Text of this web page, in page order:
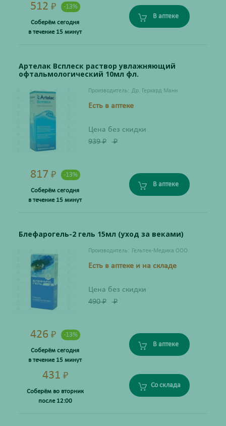
512 ₽ -13%
Соберём сегодня
в течение 15 минут
В аптеке
Артелак Всплеск раствор увлажняющий
офтальмологический 10мл фл.
Производитель: Др. Герхард Манн
Есть в аптеке
Цена без скидки
939₽ ₽
817 ₽ -13%
Соберём сегодня
в течение 15 минут
В аптеке
Блефарогель-2 гель 15мл (уход за веками)
Производитель: Гельтек-Медика ООО
Есть в аптеке и на складе
Цена без скидки
490₽ ₽
426 ₽ -13%
Соберём сегодня
в течение 15 минут
В аптеке
431 ₽
Соберём во вторник
после 12:00
Со склада